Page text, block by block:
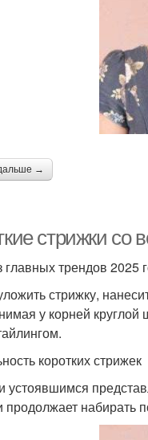
→
стрижки со
главных трендов 2025
стрижку,
у корней
коротких стрижек
устоявшимся
продолжает набирать